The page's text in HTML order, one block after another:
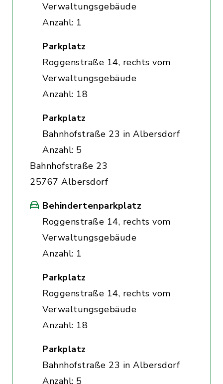
Verwaltungsgebäude
Anzahl: 1
Parkplatz
Roggenstraße 14, rechts vom
Verwaltungsgebäude
Anzahl: 18
Parkplatz
Bahnhofstraße 23 in Albersdorf
Anzahl: 5
Bahnhofstraße 23
25767 Albersdorf
Behindertenparkplatz
Roggenstraße 14, rechts vom
Verwaltungsgebäude
Anzahl: 1
Parkplatz
Roggenstraße 14, rechts vom
Verwaltungsgebäude
Anzahl: 18
Parkplatz
Bahnhofstraße 23 in Albersdorf
Anzahl: 5